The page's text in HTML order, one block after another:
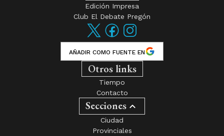
Edición Impresa
Club El Debate Pregón
AÑADIR COMO FUENTE EN
Otros links
Tiempo
Contacto
Secciones
Ciudad
Provinciales